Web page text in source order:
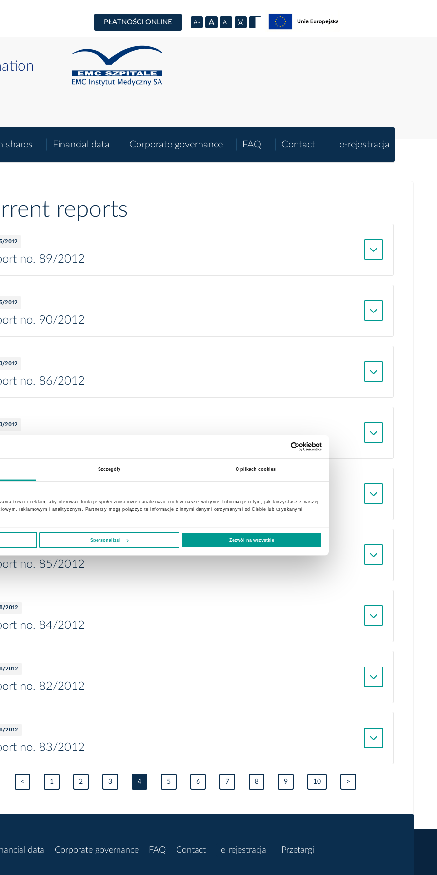
Szczegóły O plikach cookies
treści i reklam, aby oferować funkcje społecznościowe i analizować ruch w naszej witrynie. Informacje o tym, jak korzystasz z naszej
reklamowym i analitycznym. Partnerzy mogą połączyć te informacje z innymi danymi otrzymanymi od Ciebie lub uzyskanymi
Spersonalizuj Zezwól na wszystkie
PŁATNOŚCI ONLINE
shares Financial data Corporate governance FAQ Contact e-rejestracja
reports
2012
no. 89/2012
2012
no. 90/2012
2012
no. 86/2012
2012
no. 88/2012
2012
no. 85/2012
2012
no. 84/2012
2012
no. 82/2012
2012
no. 83/2012
< 1 2 3 4 5 6 7 8 9 10 >
data Corporate governance FAQ Contact e-rejestracja Przetargi